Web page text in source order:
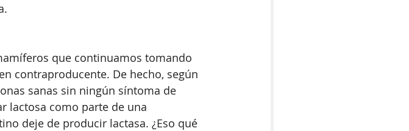
que continuamos tomando
contraproducente. De hecho, según
sanas sin ningún síntoma de
lactosa como parte de una
deje de producir lactasa. ¿Eso qué